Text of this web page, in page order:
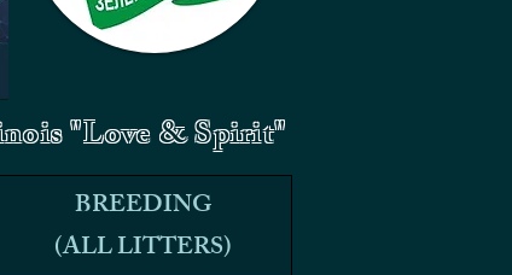
"Love & Spirit"
BREEDING
(ALL LITTERS)
BREEDING
(ALL LITTERS)